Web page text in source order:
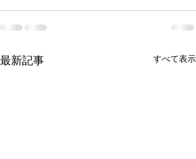
最新記事 すべて表示